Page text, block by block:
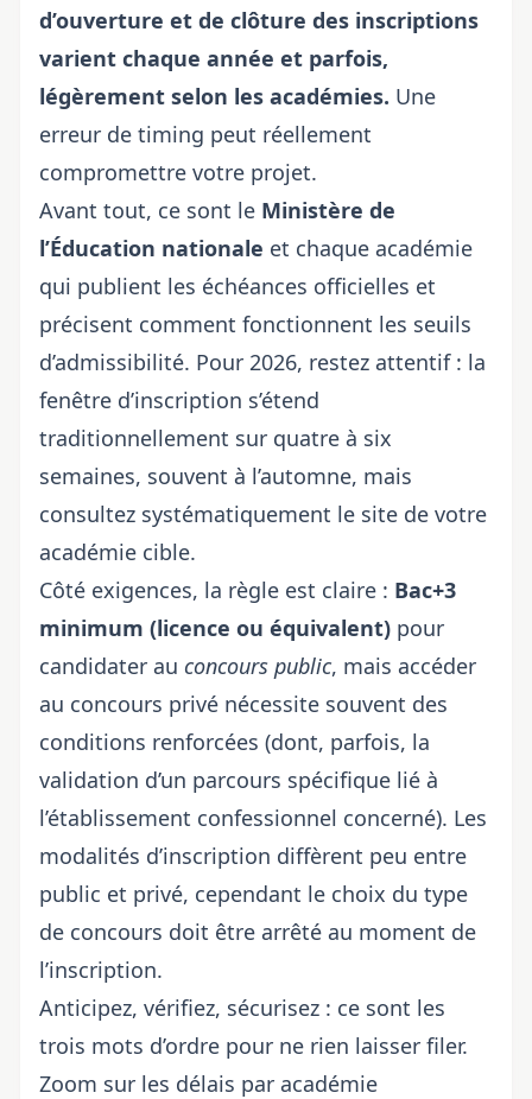
d’ouverture et de clôture des inscriptions
varient chaque année et parfois,
légèrement selon les académies. Une
erreur de timing peut réellement
compromettre votre projet.
Avant tout, ce sont le Ministère de
l’Éducation nationale et chaque académie
qui publient les échéances officielles et
précisent comment fonctionnent les seuils
d’admissibilité. Pour 2026, restez attentif : la
fenêtre d’inscription s’étend
traditionnellement sur quatre à six
semaines, souvent à l’automne, mais
consultez systématiquement le site de votre
académie cible.
Côté exigences, la règle est claire : Bac+3
minimum (licence ou équivalent) pour
candidater au concours public, mais accéder
au concours privé nécessite souvent des
conditions renforcées (dont, parfois, la
validation d’un parcours spécifique lié à
l’établissement confessionnel concerné). Les
modalités d’inscription diffèrent peu entre
public et privé, cependant le choix du type
de concours doit être arrêté au moment de
l’inscription.
Anticipez, vérifiez, sécurisez : ce sont les
trois mots d’ordre pour ne rien laisser filer.
Zoom sur les délais par académie